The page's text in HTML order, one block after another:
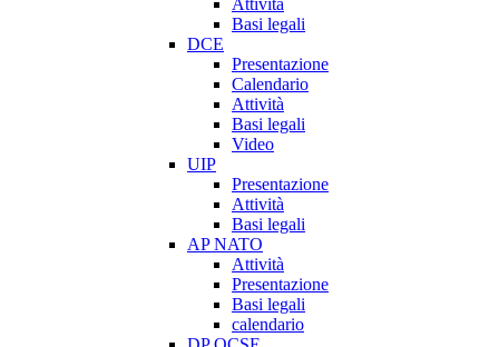
Attività
Basi legali
DCE
Presentazione
Calendario
Attività
Basi legali
Video
UIP
Presentazione
Attività
Basi legali
AP NATO
Attività
Presentazione
Basi legali
calendario